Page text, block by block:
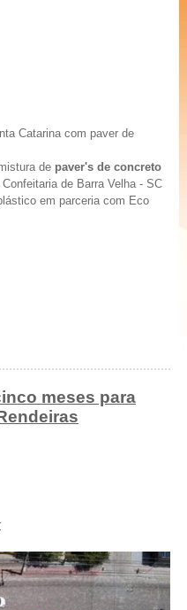
de paver's de concreto
de Barra Velha - SC
em parceria com Eco
meses para